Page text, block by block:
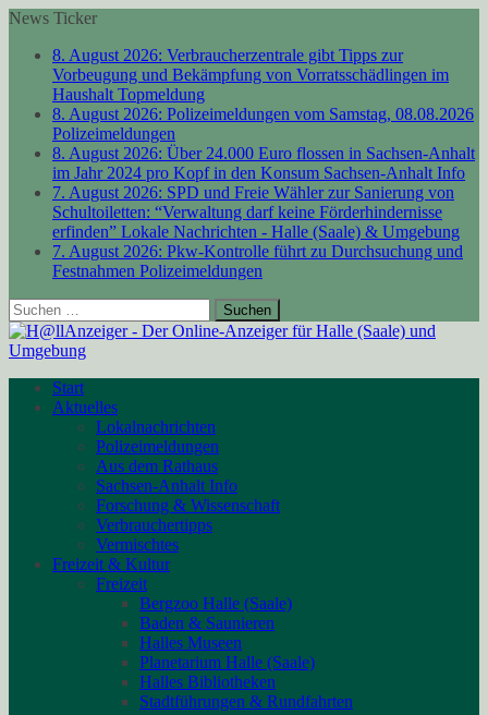
News Ticker
8. August 2026: Verbraucherzentrale gibt Tipps zur
Vorbeugung und Bekämpfung von Vorratsschädlingen im
Haushalt Topmeldung
8. August 2026: Polizeimeldungen vom Samstag, 08.08.2026
Polizeimeldungen
8. August 2026: Über 24.000 Euro flossen in Sachsen-Anhalt
im Jahr 2024 pro Kopf in den Konsum Sachsen-Anhalt Info
7. August 2026: SPD und Freie Wähler zur Sanierung von
Schultoiletten: “Verwaltung darf keine Förderhindernisse
erfinden” Lokale Nachrichten - Halle (Saale) & Umgebung
7. August 2026: Pkw-Kontrolle führt zu Durchsuchung und
Festnahmen Polizeimeldungen
Suchen
nach:
Start
Aktuelles
Lokalnachrichten
Polizeimeldungen
Aus dem Rathaus
Sachsen-Anhalt Info
Forschung & Wissenschaft
Verbrauchertipps
Vermischtes
Freizeit & Kultur
Freizeit
Bergzoo Halle (Saale)
Baden & Saunieren
Halles Museen
Planetarium Halle (Saale)
Halles Bibliotheken
Stadtführungen & Rundfahrten